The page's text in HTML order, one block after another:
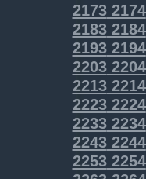
21732174
21832184
21932194
22032204
22132214
22232224
22332234
22432244
22532254